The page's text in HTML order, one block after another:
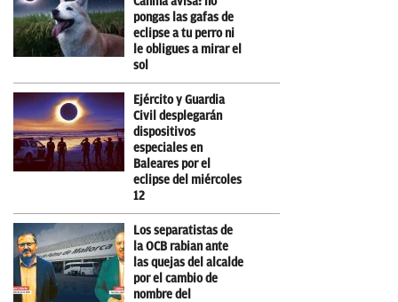
pongas las gafas de
eclipse a tu perro ni
le obligues a mirar el
sol
Ejército y Guardia
Civil desplegarán
dispositivos
especiales en
Baleares por el
eclipse del miércoles
12
Los separatistas de
la OCB rabian ante
las quejas del alcalde
por el cambio de
nombre del